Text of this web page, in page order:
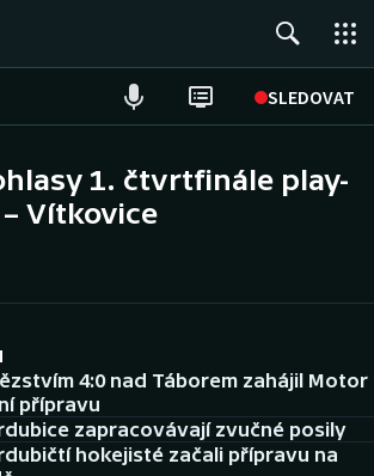
SLEDOVAT
1. čtvrtfinále play-
Vítkovice
4:0 nad Táborem zahájil Motor
přípravu
zapracovávají zvučné posily
hokejisté začali přípravu na